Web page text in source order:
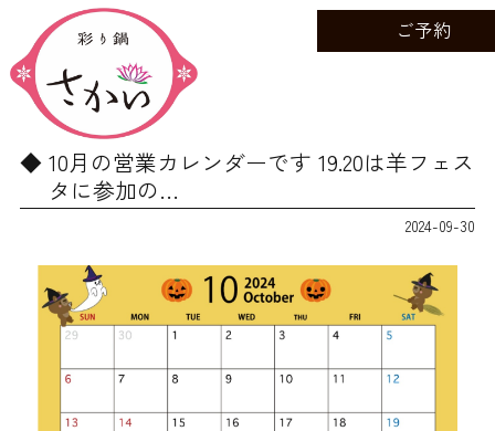
ご予約
10月の営業カレンダーです 19.20は羊フェス
タに参加の…
2024-09-30